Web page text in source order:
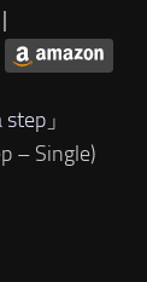
|
step 」
– Single)